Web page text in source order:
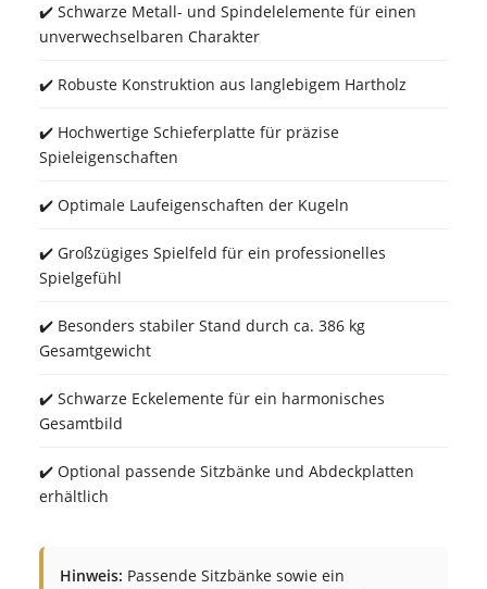
✔️ Schwarze Metall- und Spindelelemente für einen
unverwechselbaren Charakter
✔️ Robuste Konstruktion aus langlebigem Hartholz
✔️ Hochwertige Schieferplatte für präzise
Spieleigenschaften
✔️ Optimale Laufeigenschaften der Kugeln
✔️ Großzügiges Spielfeld für ein professionelles
Spielgefühl
✔️ Besonders stabiler Stand durch ca. 386 kg
Gesamtgewicht
✔️ Schwarze Eckelemente für ein harmonisches
Gesamtbild
✔️ Optional passende Sitzbänke und Abdeckplatten
erhältlich
Hinweis: Passende Sitzbänke sowie ein